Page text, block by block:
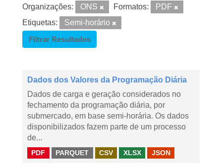
Organizações: ONS Formatos:
PDF
Etiquetas:
Semi-horário
Filtrar Resultados
Dados dos Valores da Programação Diária
Dados de carga e geração considerados no
fechamento da programação diária, por
submercado, em base semi-horária. Os dados
disponibilizados fazem parte de um processo
de...
PDF PARQUET CSV XLSX JSON